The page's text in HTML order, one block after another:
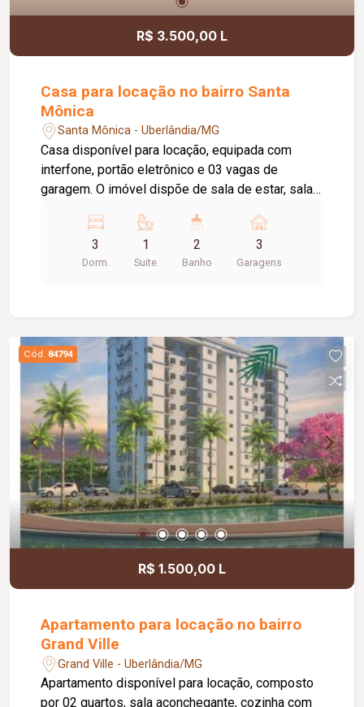
R$ 3.500,00 L
Casa para locação no bairro Santa
Mônica
Santa Mônica - Uberlândia/MG
Casa disponível para locação, equipada com
interfone, portão eletrônico e 03 vagas de
garagem. O imóvel dispõe de sala de estar, sala
armários embutidos e 01 suíte com box em
blindex e espelho, além de banheiro social
completo. A cozinha conta com armários,
piso em cerâmica, garantindo fácil manutenção.
Uma excelente opção para quem busca conforto,
segurança e espaços amplos para toda a família.
3
Dorm.
1
Suite
2
Banho
3
Garagens
Cód. 84794
R$ 1.500,00 L
Apartamento para locação no bairro
Grand Ville
Grand Ville - Uberlândia/MG
Apartamento disponível para locação, composto
por 02 quartos, sala aconchegante, cozinha com